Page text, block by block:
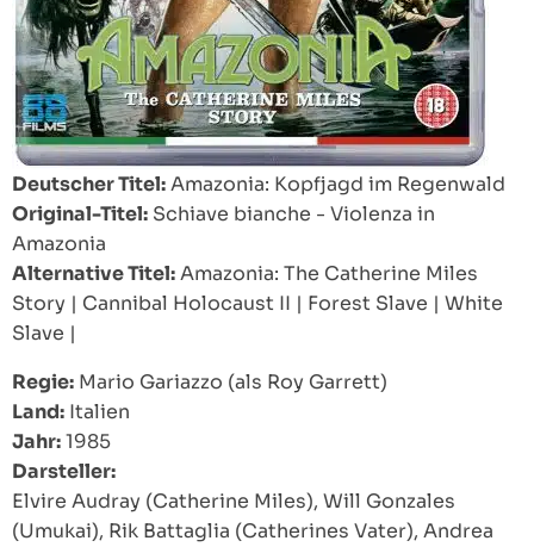
Deutscher Titel:Amazonia: Kopfjagd im Regenwald
Original-Titel: Schiave bianche - Violenza in
Amazonia
Alternative Titel:Amazonia: The Catherine Miles
Story | Cannibal Holocaust II | Forest Slave | White
Slave |
Regie: Mario Gariazzo (als Roy Garrett)
Land: Italien
Jahr:1985
Darsteller:
Elvire Audray (Catherine Miles), Will Gonzales
(Umukai), Rik Battaglia (Catherines Vater), Andrea